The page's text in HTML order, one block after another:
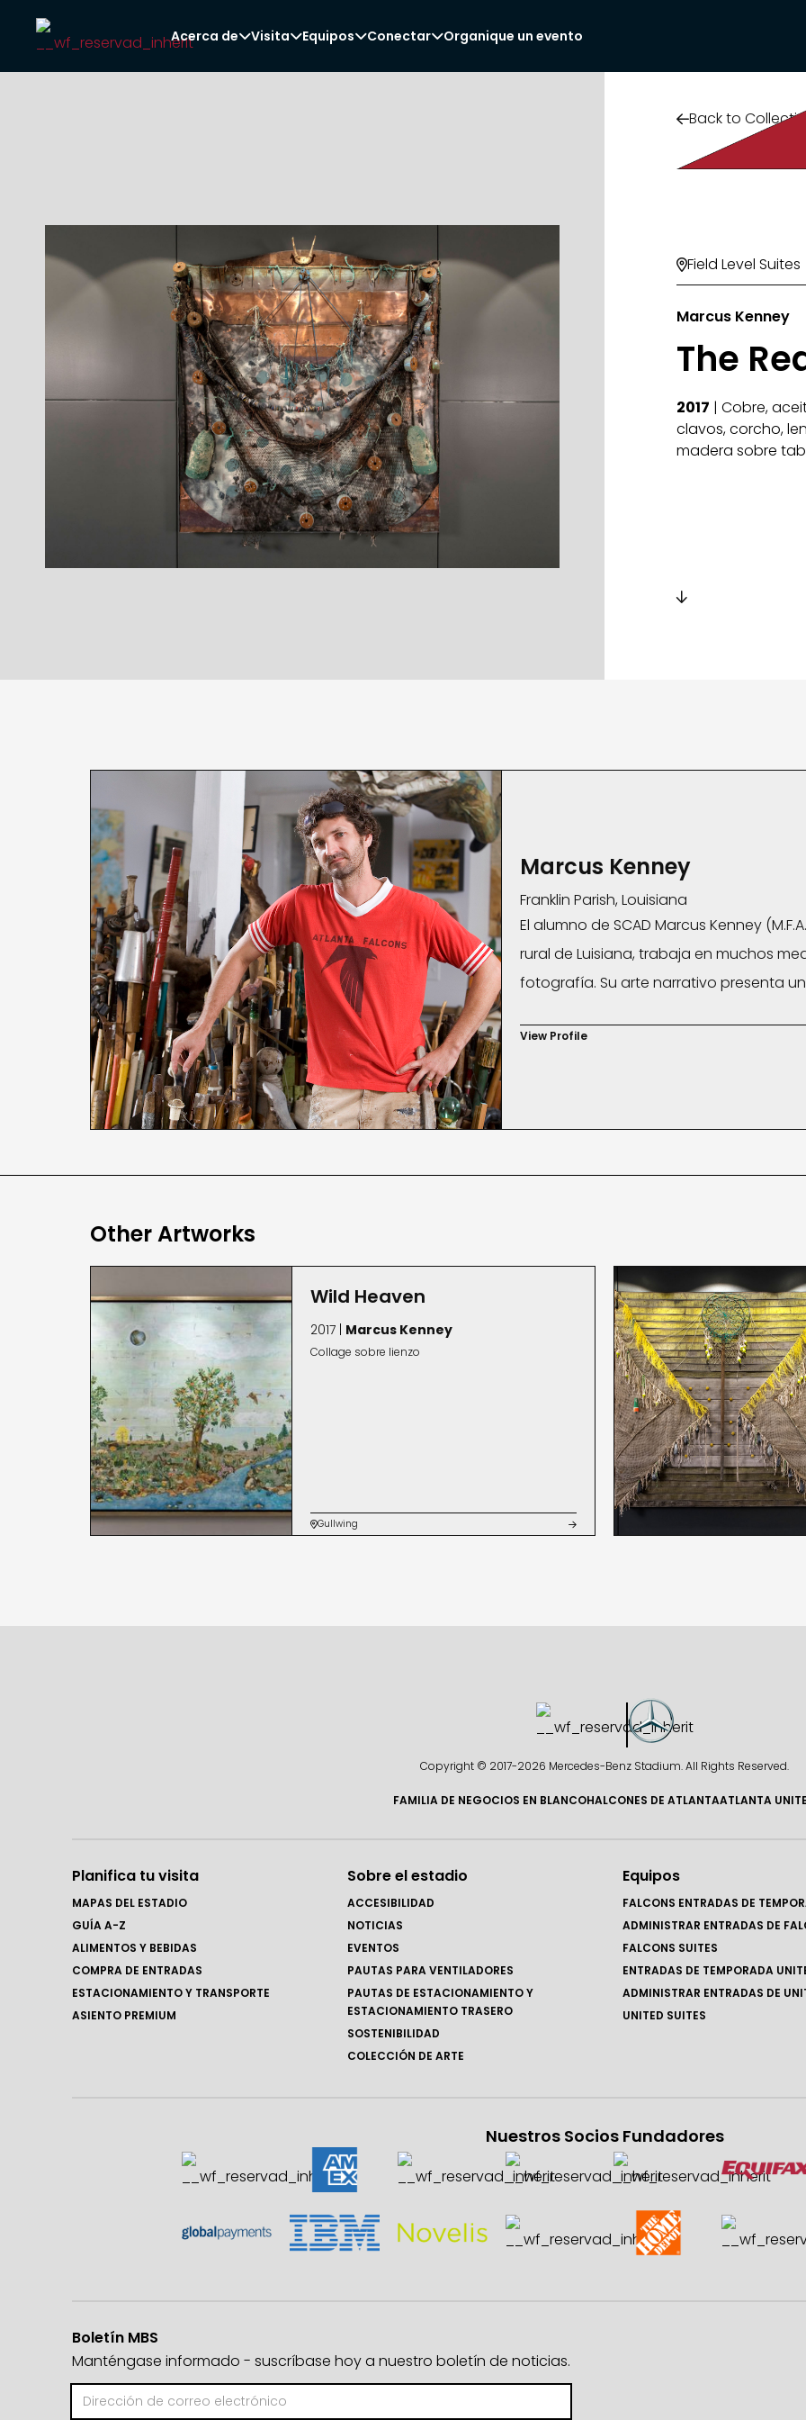
Acerca deVisitaEquiposConectarOrganique un evento
Back to
Field Level Suites
Marcus Kenney
The
2017 | Cobre,
clavos, corcho,
madera sobre

Marcus Kenney
Franklin Parish, Louisiana
El alumno de SCAD Marcus Kenney
rural de Luisiana, trabaja en muchos
fotografía. Su arte narrativo presenta
ambientalismo, religión, mortalidad,
Galería Marcia Wood, Londres,
View Profile
Other Artworks
Wild Heaven
2017 | Marcus Kenney
Collage sobre lienzo
Gullwing 
Copyright © 2017-2026 Mercedes-Benz Stadium. All Rights Reserved.
FAMILIA DE NEGOCIOS EN BLANCOHALCONES DE ATLANTAATLANTA
Planifica tu visita
MAPAS DEL ESTADIO
GUÍA A-Z
ALIMENTOS Y BEBIDAS
COMPRA DE ENTRADAS
ESTACIONAMIENTO Y TRANSPORTE
ASIENTO PREMIUM
Sobre el estadio
ACCESIBILIDAD
NOTICIAS
EVENTOS
PAUTAS PARA VENTILADORES
PAUTAS DE ESTACIONAMIENTO Y
ESTACIONAMIENTO TRASERO
SOSTENIBILIDAD
COLECCIÓN DE ARTE
Equipos
FALCONS ENTRADAS DE
ADMINISTRAR ENTRADAS DE
FALCONS SUITES
ENTRADAS DE TEMPORADA
ADMINISTRAR ENTRADAS DE
UNITED SUITES
Nuestros Socios Fundadores
Boletín MBS
Manténgase informado - suscríbase hoy a nuestro boletín de noticias.